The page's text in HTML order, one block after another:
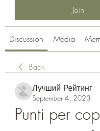
Join
Discussion Media
Back
Лучший Рейтинг
September 4, 2023
Punti per